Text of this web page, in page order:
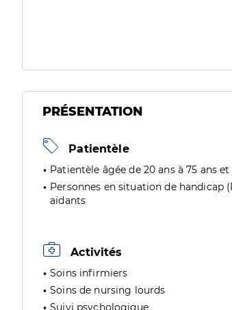
PRÉSENTATION
Patientèle
Patientèle âgée de 20 ans à 75 ans
Personnes en situation de handicap
aidants
Activités
Soins infirmiers
Soins de nursing lourds
Suivi psychologique